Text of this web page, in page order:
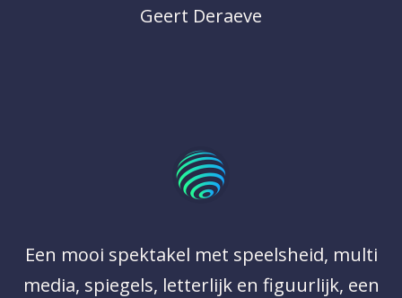
Geert Deraeve
Een mooi spektakel met speelsheid, multi
media, spiegels, letterlijk en figuurlijk, een